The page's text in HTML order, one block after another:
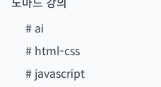
# ai
# html-css
# javascript